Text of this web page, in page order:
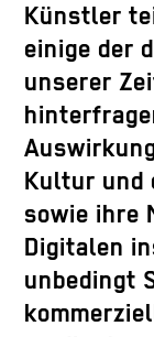
Künstler
einige der
unserer
Kultur und
sowie ihre
Digitalen
unbedingt